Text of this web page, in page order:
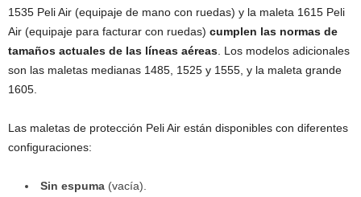
1535 Peli Air (equipaje de mano con ruedas) y la maleta 1615 Peli
Air (equipaje para facturar con ruedas) cumplen las normas de
tamaños actuales de las líneas aéreas . Los modelos adicionales
son las maletas medianas 1485, 1525 y 1555, y la maleta grande
1605.
Las maletas de protección Peli Air están disponibles con diferentes
configuraciones:
Sin espuma (vacía).